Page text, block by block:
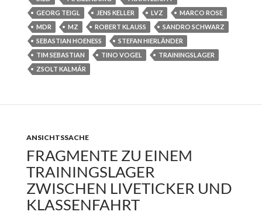
GEORG TEIGL
JENS KELLER LVZ
MARCO ROSE
MDR
MZ ROBERT KLAUSS
SANDRO SCHWARZ
SEBASTIAN HOENESS
STEFAN HIERLÄNDER
TIM SEBASTIAN
TINO VOGEL
TRAININGSLAGER
ZSOLT KALMÁR
ANSICHTSSACHE
FRAGMENTE ZU EINEM
TRAININGSLAGER
ZWISCHEN LIVETICKER UND
KLASSENFAHRT